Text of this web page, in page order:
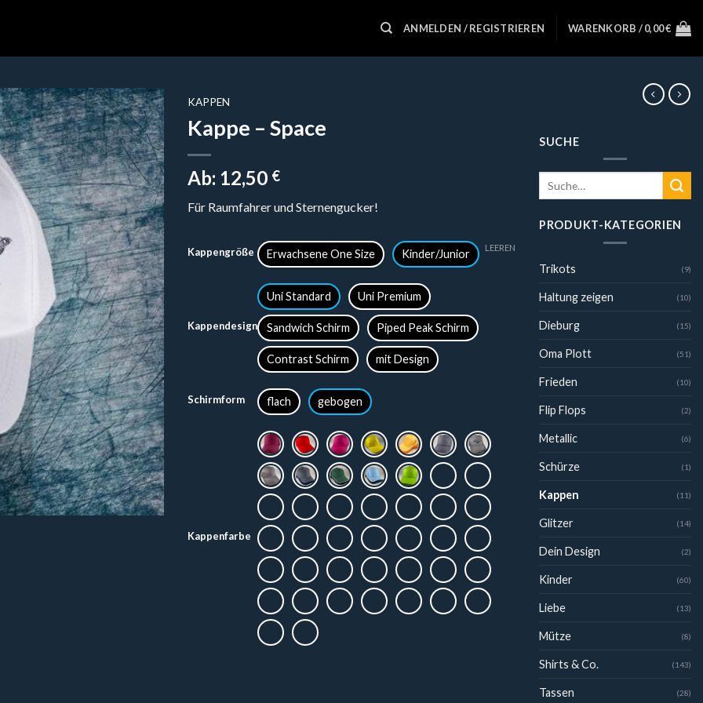
ANMELDEN / REGISTRIEREN WARENKORB /0,00€
KAPPEN
Kappe – Space
Ab: 12,50 €
Für Raumfahrer und Sternengucker!
Kappengröße Erwachsene One Size Kinder/Junior
Kappendesign
Uni Standard Uni Premium
Sandwich Schirm Piped Peak Schirm
Contrast Schirm mit Design
Schirmform flach gebogen
Kappenfarbe
LEEREN
SUCHE
PRODUKT-KATEGORIEN
Trikots (9)
Haltung zeigen (10)
Dieburg (15)
Oma Plott (51)
Frieden (10)
Flip Flops (2)
Metallic (6)
Schürze (1)
Kappen (11)
Glitzer (14)
Dein Design (2)
Kinder (60)
Liebe (13)
Mütze (8)
Shirts & Co. (143)
Tassen (28)